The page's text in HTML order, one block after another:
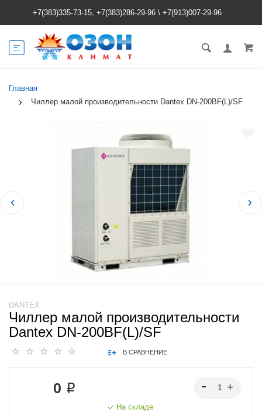
+7(383)335-73-15, +7(383)286-29-96 \ +7(913)007-29-96
Главная
Чиллер малой производительности Dantex DN-200BF(L)/SF
DANTEX
Чиллер малой производительности
Dantex DN-200BF(L)/SF
В СРАВНЕНИЕ
0 ₽
На складе